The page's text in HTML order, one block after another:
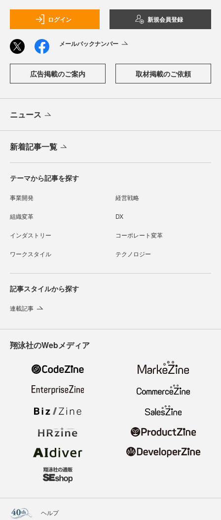
ログイン 新規会員登録
メールバックナンバー
広告掲載のご案内 取材掲載のご依頼
ニュース
新着記事一覧
テーマから記事を探す
事業開発 経営戦略
組織変革 DX
インダストリー コーポレート変革
ワークスタイル テクノロジー
記事スタイルから探す
連載記事
翔泳社のWebメディア
ヘルプ